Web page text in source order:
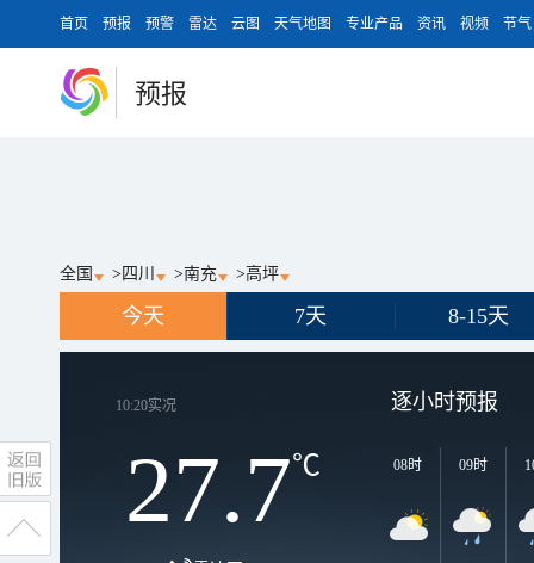
首页 预报 预警 雷达 云图 天气地图 专业产品 资讯 视频 节气
预报
全国 > 四川 >南充 >高坪
今天 7天 8-15天
10:20实况
27.7℃
逐小时预报
08时 09时